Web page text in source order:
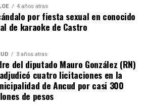
un periodo de ocupación de la
5 años.
el dictamen de
es cierto, permite nuevamente
la propiedad particular en el
viene con algunas
ser más rigurosos en la
es decir, la persona que quiera
4 años atras
por fiesta sexual en conocido
de karaoke de Castro
3 años atras
del diputado Mauro González (RN)
cuatro licitaciones en la
de Ancud por casi 300
de pesos